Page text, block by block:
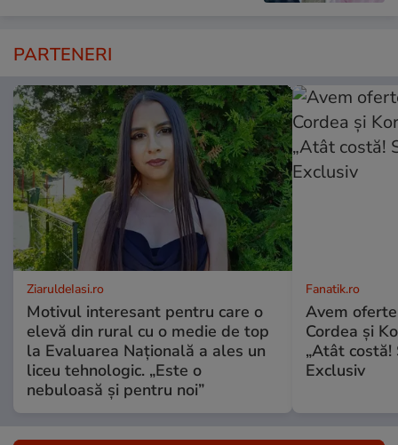
PARTENERI
ZiaruldeIasi.ro
Motivul interesant pentru care o
elevă din rural cu o medie de top
la Evaluarea Națională a ales un
liceu tehnologic. „Este o
nebuloasă și pentru noi”
Fanatik.ro
Avem
Cordea și
„Atât costă!
Exclusiv